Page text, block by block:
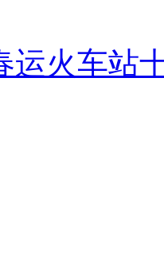
运火车站